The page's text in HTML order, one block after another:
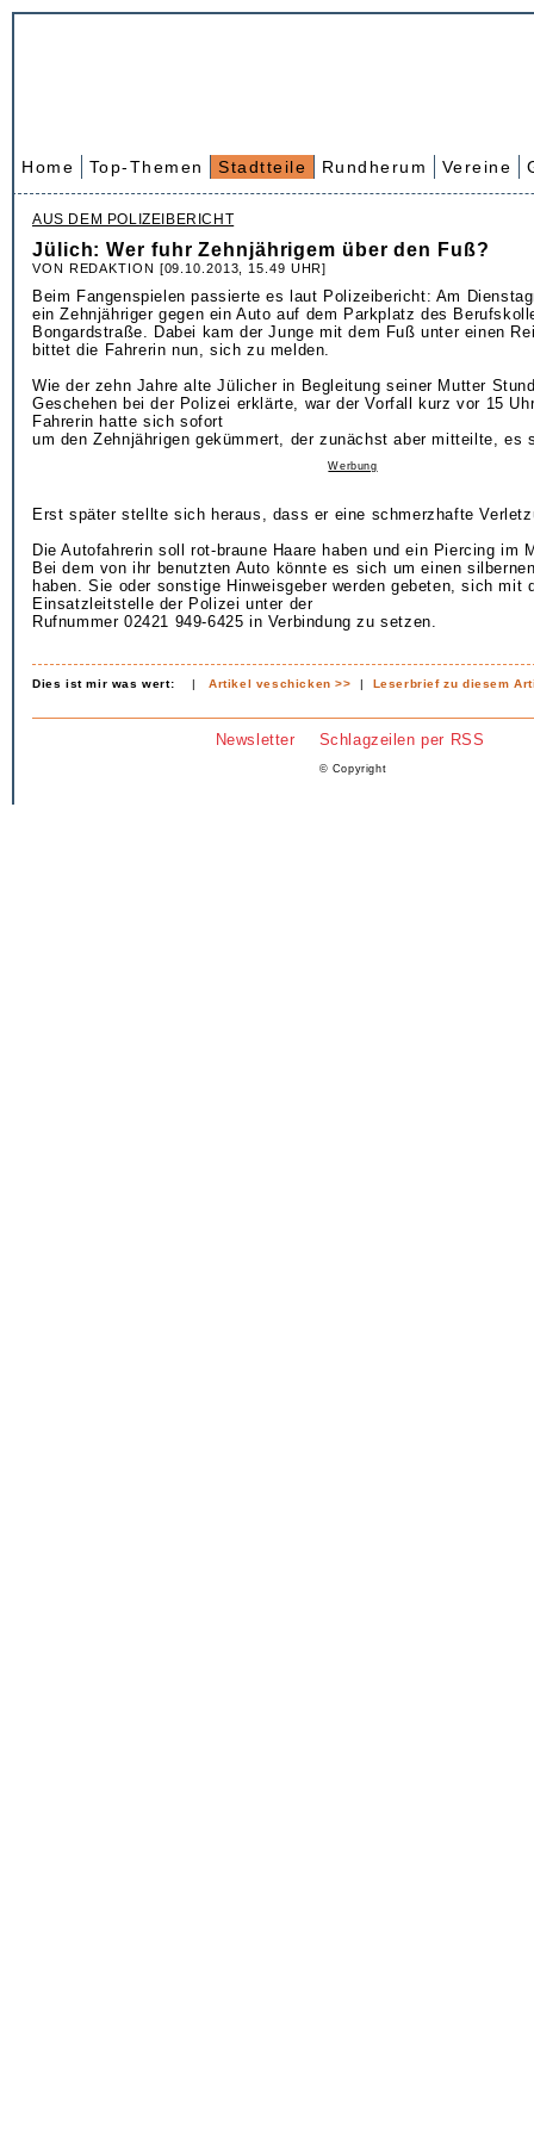
Home Top-Themen Stadtteile Rundherum Vereine
AUS DEM POLIZEIBERICHT
Jülich: Wer fuhr Zehnjährigem über den Fuß?
VON REDAKTION [09.10.2013, 15.49 UHR]
Beim Fangenspielen passierte es laut Polizeibericht: Am
ein Zehnjähriger gegen ein Auto auf dem Parkplatz des
Bongardstraße. Dabei kam der Junge mit dem Fuß unter einen
bittet die Fahrerin nun, sich zu melden.
Wie der zehn Jahre alte Jülicher in Begleitung seiner Mutter
Geschehen bei der Polizei erklärte, war der Vorfall kurz vor 15
Fahrerin hatte sich sofort
um den Zehnjährigen gekümmert, der zunächst aber mitteilte, es
Werbung
Erst später stellte sich heraus, dass er eine schmerzhafte
Die Autofahrerin soll rot-braune Haare haben und ein Piercing im
Bei dem von ihr benutzten Auto könnte es sich um einen
haben. Sie oder sonstige Hinweisgeber werden gebeten, sich mit
Einsatzleitstelle der Polizei unter der
Rufnummer 02421 949-6425 in Verbindung zu setzen.
Dies ist mir was wert: |Artikel veschicken >> | Leserbrief zu diesem
Newsletter Schlagzeilen per RSS
© Copyright